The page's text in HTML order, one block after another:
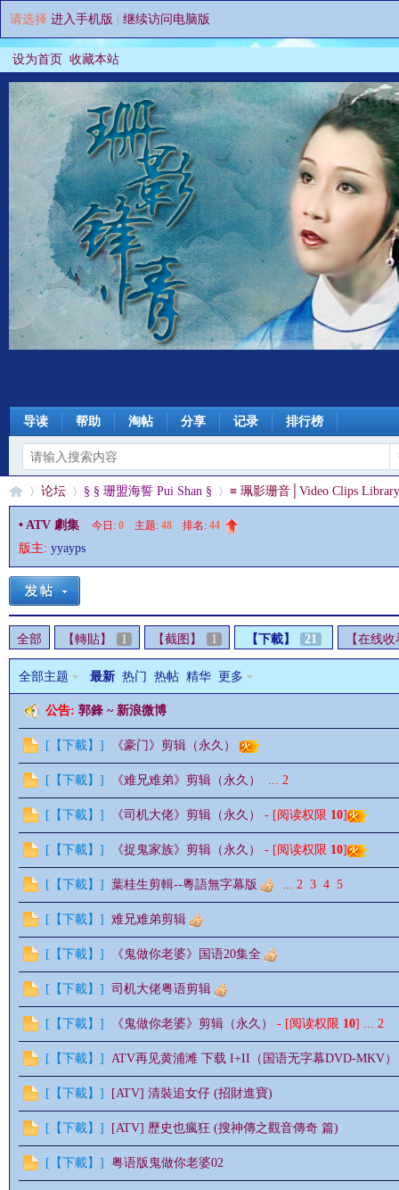
请选择 进入手机版 继续访问电脑版
设为首页 收藏本站
导读 帮助 淘帖 分享 记录 排行榜
§ »
论坛
›
§ § 珊盟海誓 Pui Shan §
›
≡ 珮影珊音│Video Clips
• ATV 劇集 今日: 0 主题: 48 排名: 44
版主: yyayps
全部 【轉貼】 1 【截图】 1 【下載】 21 【在线
全部主题 最新 热门 热帖 精华 更多
公告: 郭鋒 ~ 新浪微博
[ 【下載】 ] 《豪门》剪辑（永久）
[ 【下載】 ] 《难兄难弟》剪辑（永久） ... 2
[ 【下載】 ] 《司机大佬》剪辑（永久） - [阅读权限 10]
[ 【下載】 ] 《捉鬼家族》剪辑（永久） - [阅读权限 10]
[ 【下載】 ] 葉桂生剪輯--粵語無字幕版 ... 2 3 4 5
[ 【下載】 ] 难兄难弟剪辑
[ 【下載】 ] 《鬼做你老婆》国语20集全
[ 【下載】 ] 司机大佬粤语剪辑
[ 【下載】 ] 《鬼做你老婆》剪辑（永久） - [阅读权限 10] ... 2
[ 【下載】 ] ATV再见黄浦滩 下载 I+II（国语无字幕DVD-MKV）
[ 【下載】 ] [ATV] 清裝追女仔 (招財進寶)
[ 【下載】 ] [ATV] 歷史也瘋狂 (搜神傳之觀音傳奇 篇)
[ 【下載】 ] 粤语版鬼做你老婆02